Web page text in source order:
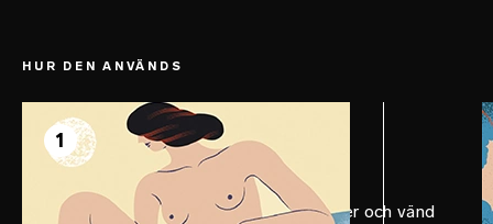
HUR DEN ANVÄNDS
1 Prep
Applicera LELO Personal Moisturizer och vänd